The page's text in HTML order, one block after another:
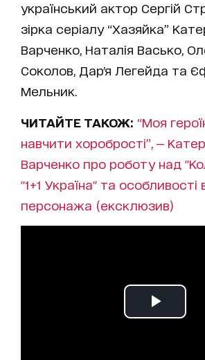
український актор Сергій
зірка серіалу “Хазяйка”
Варченко, Наталія Васько,
Соколов, Дарʼя Легейда та
Мельник.
ЧИТАЙТЕ ТАКОЖ: “Моя
навчити хоробрості”, —
Варченко про роботу над
"1+1 Україна" та особливості
персонажа (ексклюзив)